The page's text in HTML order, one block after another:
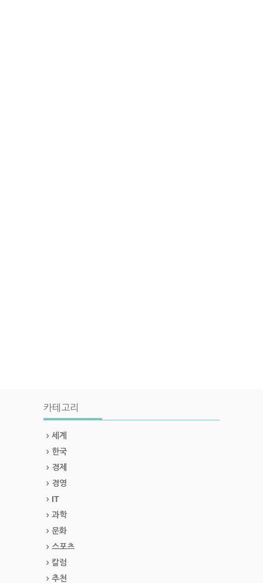
카테고리
세계
한국
경제
경영
IT
과학
문화
스포츠
칼럼
추천